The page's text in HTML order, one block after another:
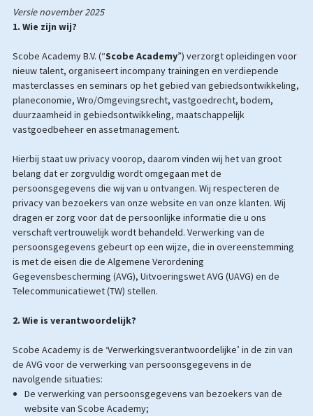
Versie november 2025
1. Wie zijn wij?
Scobe Academy B.V. (“Scobe Academy”) verzorgt opleidingen voor
nieuw talent, organiseert incompany trainingen en verdiepende
masterclasses en seminars op het gebied van gebiedsontwikkeling,
planeconomie, Wro/Omgevingsrecht, vastgoedrecht, bodem,
duurzaamheid in gebiedsontwikkeling, maatschappelijk
vastgoedbeheer en assetmanagement.
Hierbij staat uw privacy voorop, daarom vinden wij het van groot
belang dat er zorgvuldig wordt omgegaan met de
persoonsgegevens die wij van u ontvangen. Wij respecteren de
privacy van bezoekers van onze website en van onze klanten. Wij
dragen er zorg voor dat de persoonlijke informatie die u ons
verschaft vertrouwelijk wordt behandeld. Verwerking van de
persoonsgegevens gebeurt op een wijze, die in overeenstemming
is met de eisen die de Algemene Verordening
Gegevensbescherming (AVG), Uitvoeringswet AVG (UAVG) en de
Telecommunicatiewet (TW) stellen.
2. Wie is verantwoordelijk?
Scobe Academy is de ‘Verwerkingsverantwoordelijke’ in de zin van
de AVG voor de verwerking van persoonsgegevens in de
navolgende situaties:
De verwerking van persoonsgegevens van bezoekers van de
website van Scobe Academy;